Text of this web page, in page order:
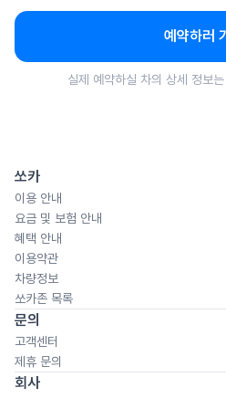
예약하러
실제 예약하실 차의 상세 정보
쏘카
이용 안내
요금 및 보험 안내
혜택 안내
이용약관
차량정보
쏘카존 목록
문의
고객센터
제휴 문의
회사